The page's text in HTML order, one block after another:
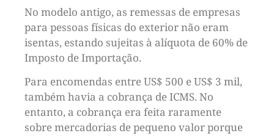
No modelo antigo, as remessas de empresas
para pessoas físicas do exterior não eram
isentas, estando sujeitas à alíquota de 60% de
Imposto de Importação.
Para encomendas entre US$ 500 e US$ 3 mil,
também havia a cobrança de ICMS. No
entanto, a cobrança era feita raramente
sobre mercadorias de pequeno valor porque